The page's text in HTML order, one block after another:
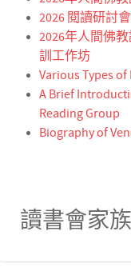
2026 閱讀研討
2026年人間佛
訓工作坊
Various Types
A Brief
Reading Group
Biography of
讀書會家